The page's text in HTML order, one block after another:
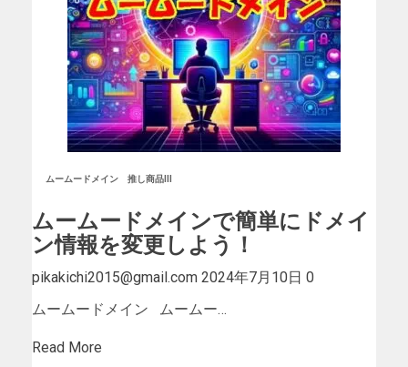
ムームードメイン 推し商品III
ムームードメインで簡単にドメイ
ン情報を変更しよう！
pikakichi2015@gmail.com 2024年7月10日 0
ムームードメイン ムームー…
Read More